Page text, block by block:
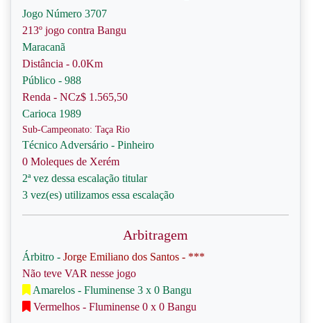
Jogo Número 3707
213º jogo contra Bangu
Maracanã
Distância - 0.0Km
Público - 988
Renda - NCz$ 1.565,50
Carioca 1989
Sub-Campeonato: Taça Rio
Técnico Adversário - Pinheiro
0 Moleques de Xerém
2ª vez dessa escalação titular
3 vez(es) utilizamos essa escalação
Arbitragem
Árbitro - Jorge Emiliano dos Santos - ***
Não teve VAR nesse jogo
Amarelos - Fluminense 3 x 0 Bangu
Vermelhos - Fluminense 0 x 0 Bangu